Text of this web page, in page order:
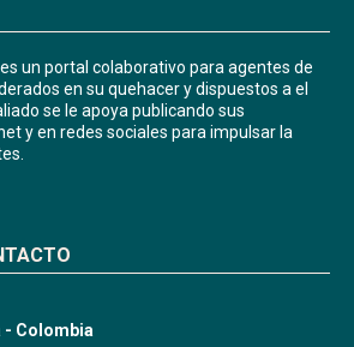
un portal colaborativo para agentes de
en su quehacer y dispuestos a el
se le apoya publicando sus
y en redes sociales para impulsar la
- Colombia